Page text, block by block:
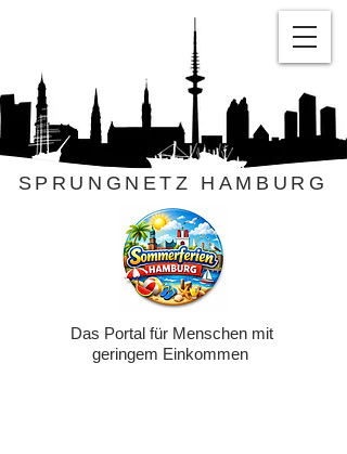
SPRUNGNETZ HAMBURG
Das Portal für Menschen mit
geringem Einkommen